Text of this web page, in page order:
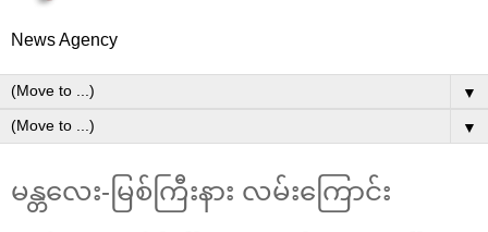
News Agency
▼
▼
မန္တလေး-မြစ်ကြီးနား လမ်းကြောင်း